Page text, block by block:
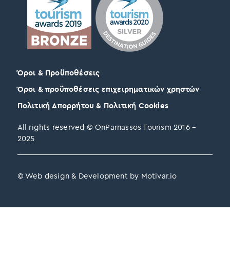
All rights reserved © OnParnassos Tourism 2016 –
2025
Όροι & Προϋποθέσεις
Όροι & προϋποθέσεις επιχειρηματικών χρηστών
Πολιτική Απορρήτου & Πολιτική Cookies
© Web design & Development by Motivar.io